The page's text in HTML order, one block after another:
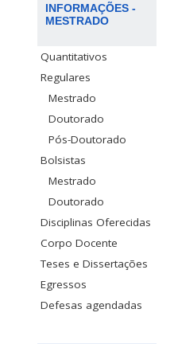
INFORMAÇÕES -
MESTRADO
Quantitativos
Regulares
Mestrado
Doutorado
Pós-Doutorado
Bolsistas
Mestrado
Doutorado
Disciplinas Oferecidas
Corpo Docente
Teses e Dissertações
Egressos
Defesas agendadas